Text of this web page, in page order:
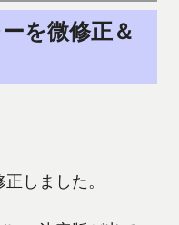
を微修正＆
しました。